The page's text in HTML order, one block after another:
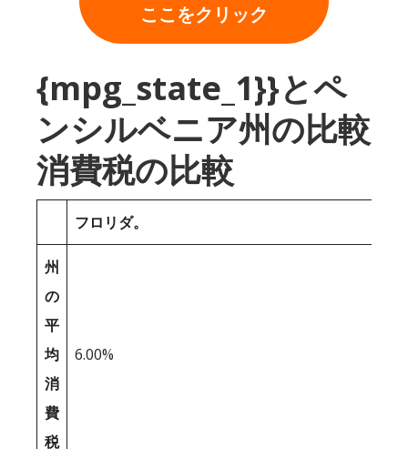
ここをクリック
{mpg_state_1}}とペ
ンシルベニア州の比較
消費税の比較
フロリダ。
州
の
平
均
消
費
税
6.00%